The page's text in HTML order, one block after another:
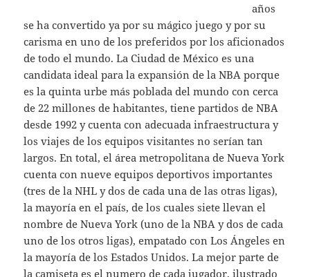
años
se ha convertido ya por su mágico juego y por su
carisma en uno de los preferidos por los aficionados
de todo el mundo. La Ciudad de México es una
candidata ideal para la expansión de la NBA porque
es la quinta urbe más poblada del mundo con cerca
de 22 millones de habitantes, tiene partidos de NBA
desde 1992 y cuenta con adecuada infraestructura y
los viajes de los equipos visitantes no serían tan
largos. En total, el área metropolitana de Nueva York
cuenta con nueve equipos deportivos importantes
(tres de la NHL y dos de cada una de las otras ligas),
la mayoría en el país, de los cuales siete llevan el
nombre de Nueva York (uno de la NBA y dos de cada
uno de los otros ligas), empatado con Los Ángeles en
la mayoría de los Estados Unidos. La mejor parte de
la camiseta es el numero de cada jugador, ilustrado